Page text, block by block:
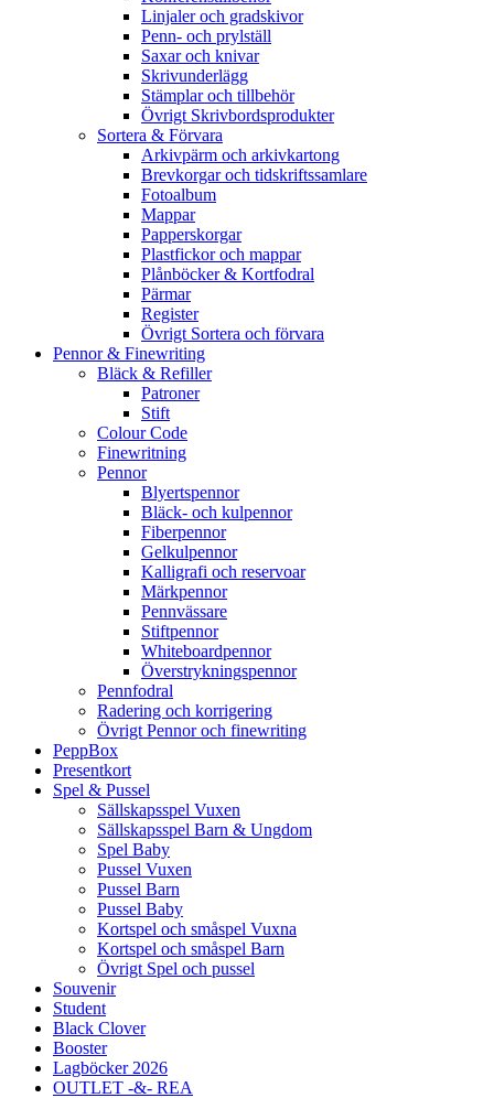
Linjaler och gradskivor
Penn- och prylställ
Saxar och knivar
Skrivunderlägg
Stämplar och tillbehör
Övrigt Skrivbordsprodukter
Sortera & Förvara
Arkivpärm och arkivkartong
Brevkorgar och tidskriftssamlare
Fotoalbum
Mappar
Papperskorgar
Plastfickor och mappar
Plånböcker & Kortfodral
Pärmar
Register
Övrigt Sortera och förvara
Pennor & Finewriting
Bläck & Refiller
Patroner
Stift
Colour Code
Finewritning
Pennor
Blyertspennor
Bläck- och kulpennor
Fiberpennor
Gelkulpennor
Kalligrafi och reservoar
Märkpennor
Pennvässare
Stiftpennor
Whiteboardpennor
Överstrykningspennor
Pennfodral
Radering och korrigering
Övrigt Pennor och finewriting
PeppBox
Presentkort
Spel & Pussel
Sällskapsspel Vuxen
Sällskapsspel Barn & Ungdom
Spel Baby
Pussel Vuxen
Pussel Barn
Pussel Baby
Kortspel och småspel Vuxna
Kortspel och småspel Barn
Övrigt Spel och pussel
Souvenir
Student
Black Clover
Booster
Lagböcker 2026
OUTLET -&- REA